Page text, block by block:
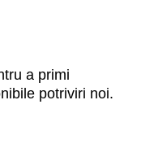
a primi
potriviri noi.